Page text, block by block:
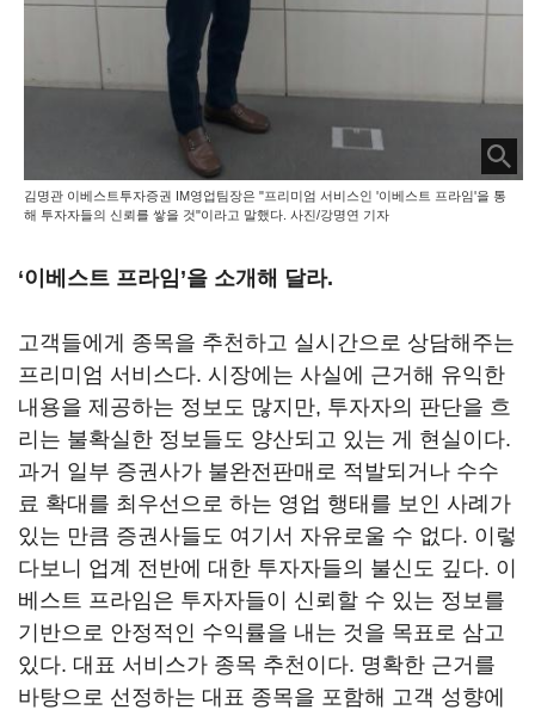
김명관 이베스트투자증권 IM영업팀장은 "프리미엄 서비스인 '이베스트 프라임'을 통
해 투자자들의 신뢰를 쌓을 것"이라고 말했다. 사진/강명연 기자
‘이베스트 프라임’을 소개해 달라.
고객들에게 종목을 추천하고 실시간으로 상담해주는
프리미엄 서비스다. 시장에는 사실에 근거해 유익한
내용을 제공하는 정보도 많지만, 투자자의 판단을 흐
리는 불확실한 정보들도 양산되고 있는 게 현실이다.
과거 일부 증권사가 불완전판매로 적발되거나 수수
료 확대를 최우선으로 하는 영업 행태를 보인 사례가
있는 만큼 증권사들도 여기서 자유로울 수 없다. 이렇
다보니 업계 전반에 대한 투자자들의 불신도 깊다. 이
베스트 프라임은 투자자들이 신뢰할 수 있는 정보를
기반으로 안정적인 수익률을 내는 것을 목표로 삼고
있다. 대표 서비스가 종목 추천이다. 명확한 근거를
바탕으로 선정하는 대표 종목을 포함해 고객 성향에